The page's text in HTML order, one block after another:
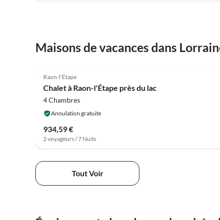
Maisons de vacances dans
Raon-l'Étape
Chalet à Raon-l'Étape près du lac
4 Chambres
Annulation gratuite
934,59 €
2 voyageurs / 7 Nuits
Tout Voir